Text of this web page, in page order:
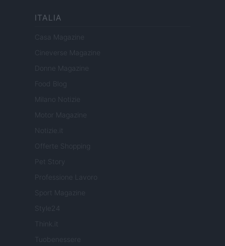
ITALIA
Casa Magazine
Cineverse Magazine
Donne Magazine
Food Blog
Milano Notizie
Motor Magazine
Notizie.it
Offerte Shopping
Professione Lavoro
Sport Magazine
Style24
Think.it
Tuobenessere